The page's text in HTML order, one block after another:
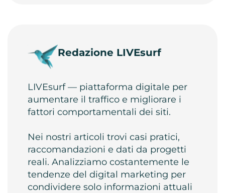
Redazione LIVEsurf
LIVEsurf — piattaforma digitale per
aumentare il traffico e migliorare i
fattori comportamentali dei siti.
Nei nostri articoli trovi casi pratici,
raccomandazioni e dati da progetti
reali. Analizziamo costantemente le
tendenze del digital marketing per
condividere solo informazioni attuali